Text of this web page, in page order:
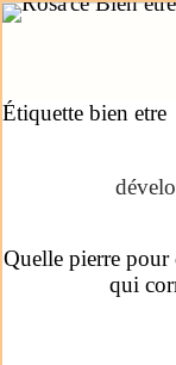
Étiquette bien etre
Quelle pierre
qui